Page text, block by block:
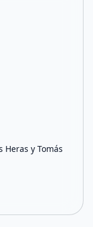
Heras y Tomás